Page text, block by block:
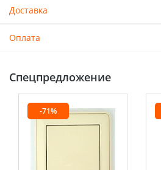
Доставка
Оплата
Спецпредложение
-71%